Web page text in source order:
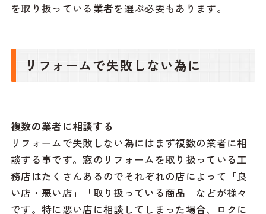
を取り扱っている業者を選ぶ必要もあります。
リフォームで失敗しない為に
複数の業者に相談する
リフォームで失敗しない為にはまず複数の業者に相
談する事です。窓のリフォームを取り扱っている工
務店はたくさんあるのでそれぞれの店によって「良
い店・悪い店」「取り扱っている商品」などが様々
です。特に悪い店に相談してしまった場合、ロクに